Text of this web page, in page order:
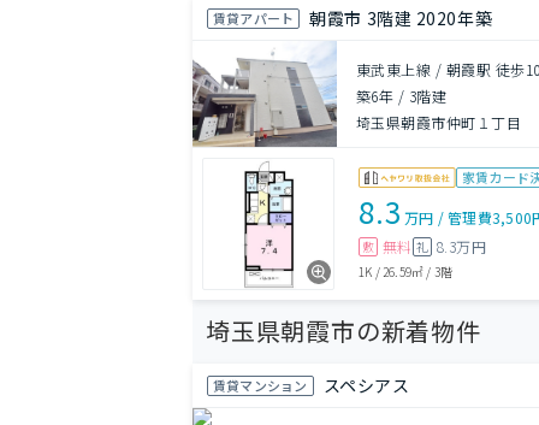
賃貸アパート 朝霞市 3階建 2020年築
東武東上線 / 朝霞駅 徒歩
築6年 / 3階建
埼玉県朝霞市仲町１丁目
家賃カード
8.3 万円 /管理費3,500
敷 無料 礼 8.3万円
1K /26.59㎡ / 3階
埼玉県朝霞市の新着物件
賃貸マンション スペシアス